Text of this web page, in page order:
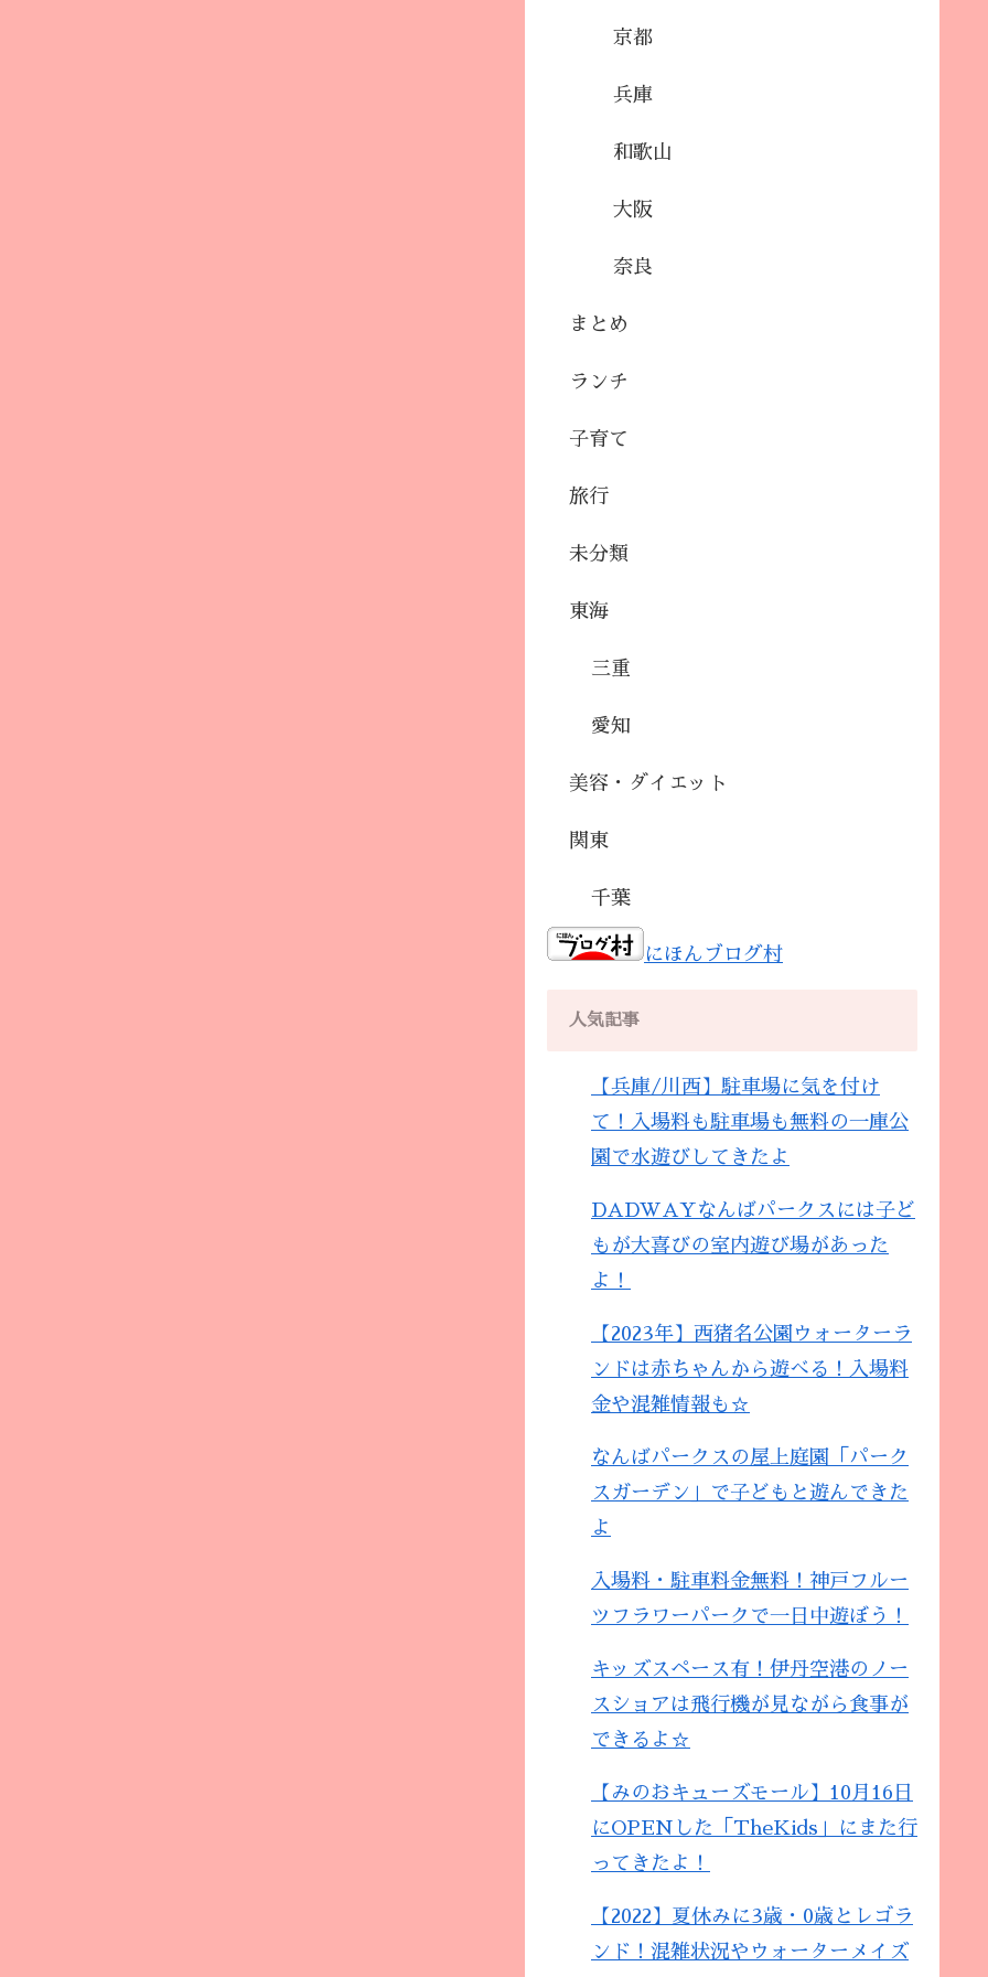
京都
兵庫
和歌山
大阪
奈良
まとめ
ランチ
子育て
旅行
未分類
東海
三重
愛知
美容・ダイエット
関東
千葉
にほんブログ村
人気記事
【兵庫/川西】駐車場に気を付け
て！入場料も駐車場も無料の一庫公
園で水遊びしてきたよ
DADWAYなんばパークスには子ど
もが大喜びの室内遊び場があった
よ！
【2023年】西猪名公園ウォーターラ
ンドは赤ちゃんから遊べる！入場料
金や混雑情報も☆
なんばパークスの屋上庭園「パーク
スガーデン」で子どもと遊んできた
よ
入場料・駐車料金無料！神戸フルー
ツフラワーパークで一日中遊ぼう！
キッズスペース有！伊丹空港のノー
スショアは飛行機が見ながら食事が
できるよ☆
【みのおキューズモール】10月16日
にOPENした「TheKids」にまた行
ってきたよ！
【2022】夏休みに3歳・0歳とレゴラ
ンド！混雑状況やウォーターメイズ